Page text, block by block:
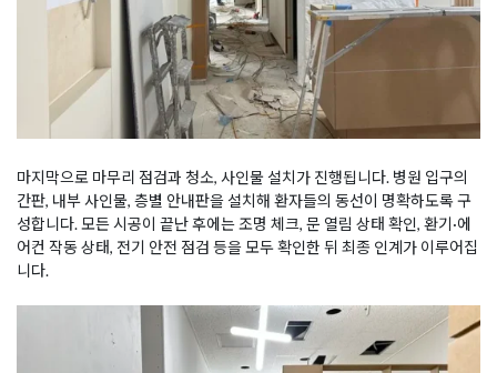
마지막으로 마무리 점검과 청소, 사인물 설치가 진행됩니다. 병원 입구의
간판, 내부 사인물, 층별 안내판을 설치해 환자들의 동선이 명확하도록 구
성합니다. 모든 시공이 끝난 후에는 조명 체크, 문 열림 상태 확인, 환기·에
어컨 작동 상태, 전기 안전 점검 등을 모두 확인한 뒤 최종 인계가 이루어집
니다.